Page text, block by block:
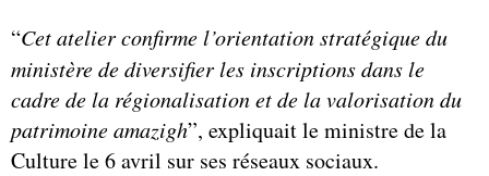
“Cet atelier confirme l’orientation stratégique du
ministère de diversifier les inscriptions dans le
cadre de la régionalisation et de la valorisation du
patrimoine amazigh”, expliquait le ministre de la
Culture le 6 avril sur ses réseaux sociaux.